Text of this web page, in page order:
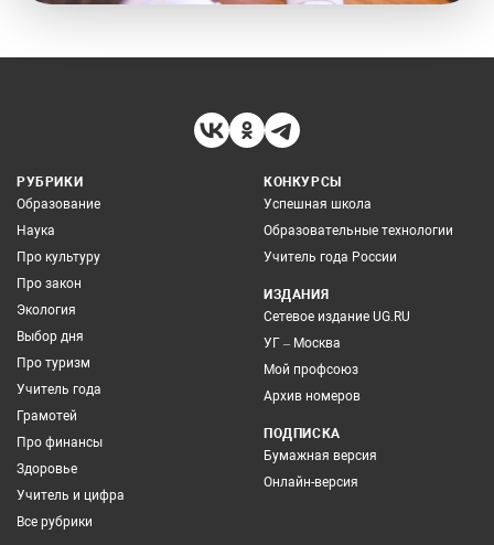
РУБРИКИ
Образование
Наука
Про культуру
Про закон
Экология
Выбор дня
Про туризм
Учитель года
Грамотей
Про финансы
Здоровье
Учитель и цифра
Все рубрики
КОНКУРСЫ
Успешная школа
Образовательные технологии
Учитель года России
ИЗДАНИЯ
Сетевое издание UG.RU
УГ – Москва
Мой профсоюз
Архив номеров
ПОДПИСКА
Бумажная версия
Онлайн-версия